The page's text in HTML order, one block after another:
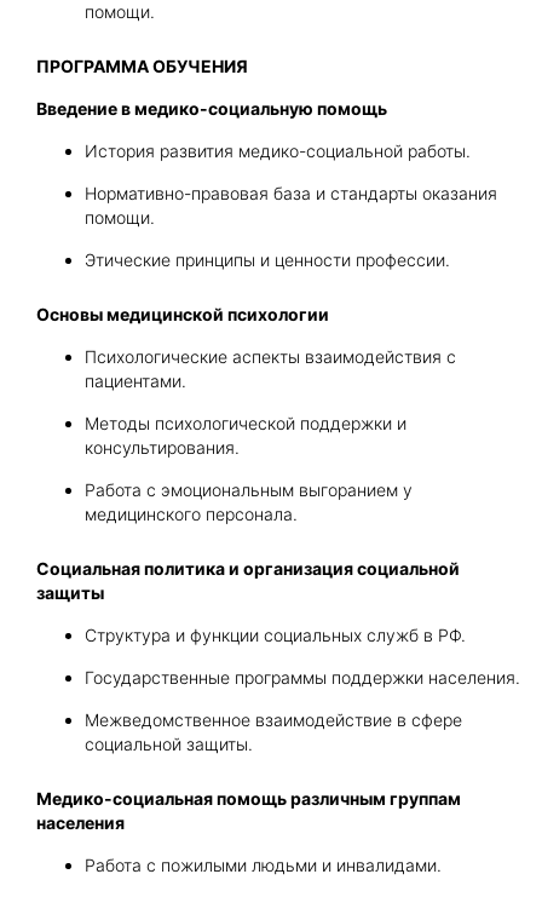
помощи.
ПРОГРАММА ОБУЧЕНИЯ
Введение в медико-социальную помощь
История развития медико-социальной работы.
Нормативно-правовая база и стандарты оказания
помощи.
Этические принципы и ценности профессии.
Основы медицинской психологии
Психологические аспекты взаимодействия с
пациентами.
Методы психологической поддержки и
консультирования.
Работа с эмоциональным выгоранием у
медицинского персонала.
Социальная политика и организация социальной
защиты
Структура и функции социальных служб в РФ.
Государственные программы поддержки населения.
Межведомственное взаимодействие в сфере
социальной защиты.
Медико-социальная помощь различным группам
населения
Работа с пожилыми людьми и инвалидами.